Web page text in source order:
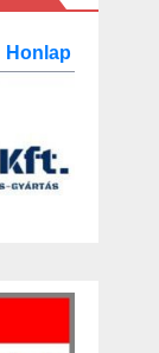
Honlap